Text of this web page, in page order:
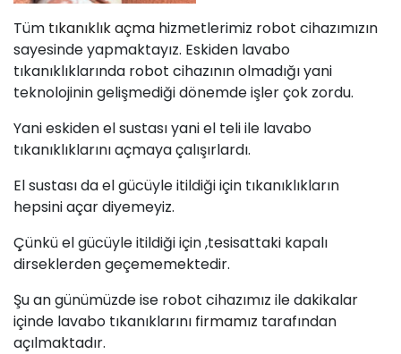
Tüm tıkanıklık açma hizmetlerimiz robot cihazımızın
sayesinde yapmaktayız. Eskiden lavabo
tıkanıklıklarında robot cihazının olmadığı yani
teknolojinin gelişmediği dönemde işler çok zordu.
Yani eskiden el sustası yani el teli ile lavabo
tıkanıklıklarını açmaya çalışırlardı.
El sustası da el gücüyle itildiği için tıkanıklıkların
hepsini açar diyemeyiz.
Çünkü el gücüyle itildiği için ,tesisattaki kapalı
dirseklerden geçememektedir.
Şu an günümüzde ise robot cihazımız ile dakikalar
içinde lavabo tıkanıklarını firmamız tarafından
açılmaktadır.